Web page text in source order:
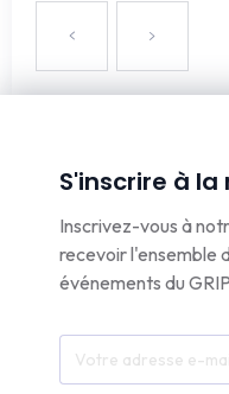
S'inscrire à
Inscrivez-vous à
recevoir l'ensemble
événements du